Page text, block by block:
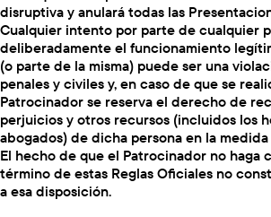
disruptiva y anulará todas las
Cualquier intento por parte de cualquier
deliberadamente el funcionamiento
(o parte de la misma) puede ser una
penales y civiles y, en caso de que se
Patrocinador se reserva el derecho de
perjuicios y otros recursos (incluidos los
abogados) de dicha persona en la
El hecho de que el Patrocinador no haga
término de estas Reglas Oficiales no
a esa disposición.